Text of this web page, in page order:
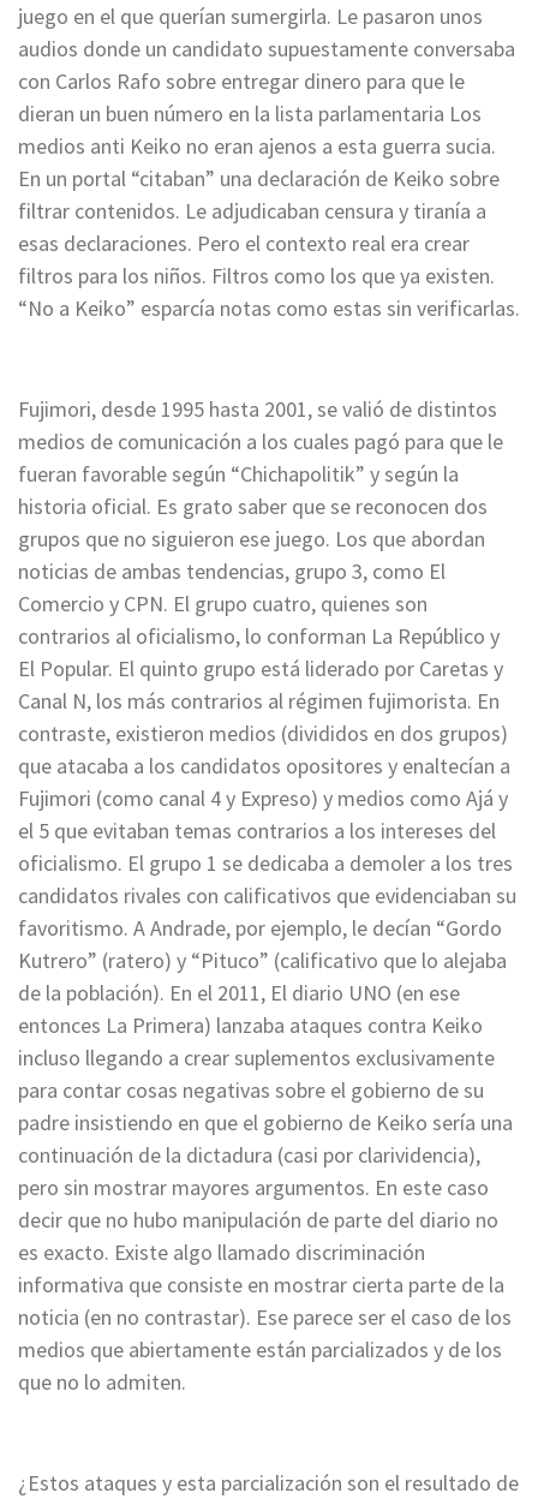
juego en el que querían sumergirla. Le pasaron unos
audios donde un candidato supuestamente conversaba
con Carlos Rafo sobre entregar dinero para que le
dieran un buen número en la lista parlamentaria Los
medios anti Keiko no eran ajenos a esta guerra sucia.
En un portal “citaban” una declaración de Keiko sobre
filtrar contenidos. Le adjudicaban censura y tiranía a
esas declaraciones. Pero el contexto real era crear
filtros para los niños. Filtros como los que ya existen.
“No a Keiko” esparcía notas como estas sin verificarlas.
Fujimori, desde 1995 hasta 2001, se valió de distintos
medios de comunicación a los cuales pagó para que le
fueran favorable según “Chichapolitik” y según la
historia oficial. Es grato saber que se reconocen dos
grupos que no siguieron ese juego. Los que abordan
noticias de ambas tendencias, grupo 3, como El
Comercio y CPN. El grupo cuatro, quienes son
contrarios al oficialismo, lo conforman La Repúblico y
El Popular. El quinto grupo está liderado por Caretas y
Canal N, los más contrarios al régimen fujimorista. En
contraste, existieron medios (divididos en dos grupos)
que atacaba a los candidatos opositores y enaltecían a
Fujimori (como canal 4 y Expreso) y medios como Ajá y
el 5 que evitaban temas contrarios a los intereses del
oficialismo. El grupo 1 se dedicaba a demoler a los tres
candidatos rivales con calificativos que evidenciaban su
favoritismo. A Andrade, por ejemplo, le decían “Gordo
Kutrero” (ratero) y “Pituco” (calificativo que lo alejaba
de la población). En el 2011, El diario UNO (en ese
entonces La Primera) lanzaba ataques contra Keiko
incluso llegando a crear suplementos exclusivamente
para contar cosas negativas sobre el gobierno de su
padre insistiendo en que el gobierno de Keiko sería una
continuación de la dictadura (casi por clarividencia),
pero sin mostrar mayores argumentos. En este caso
decir que no hubo manipulación de parte del diario no
es exacto. Existe algo llamado discriminación
informativa que consiste en mostrar cierta parte de la
noticia (en no contrastar). Ese parece ser el caso de los
medios que abiertamente están parcializados y de los
que no lo admiten.
¿Estos ataques y esta parcialización son el resultado de